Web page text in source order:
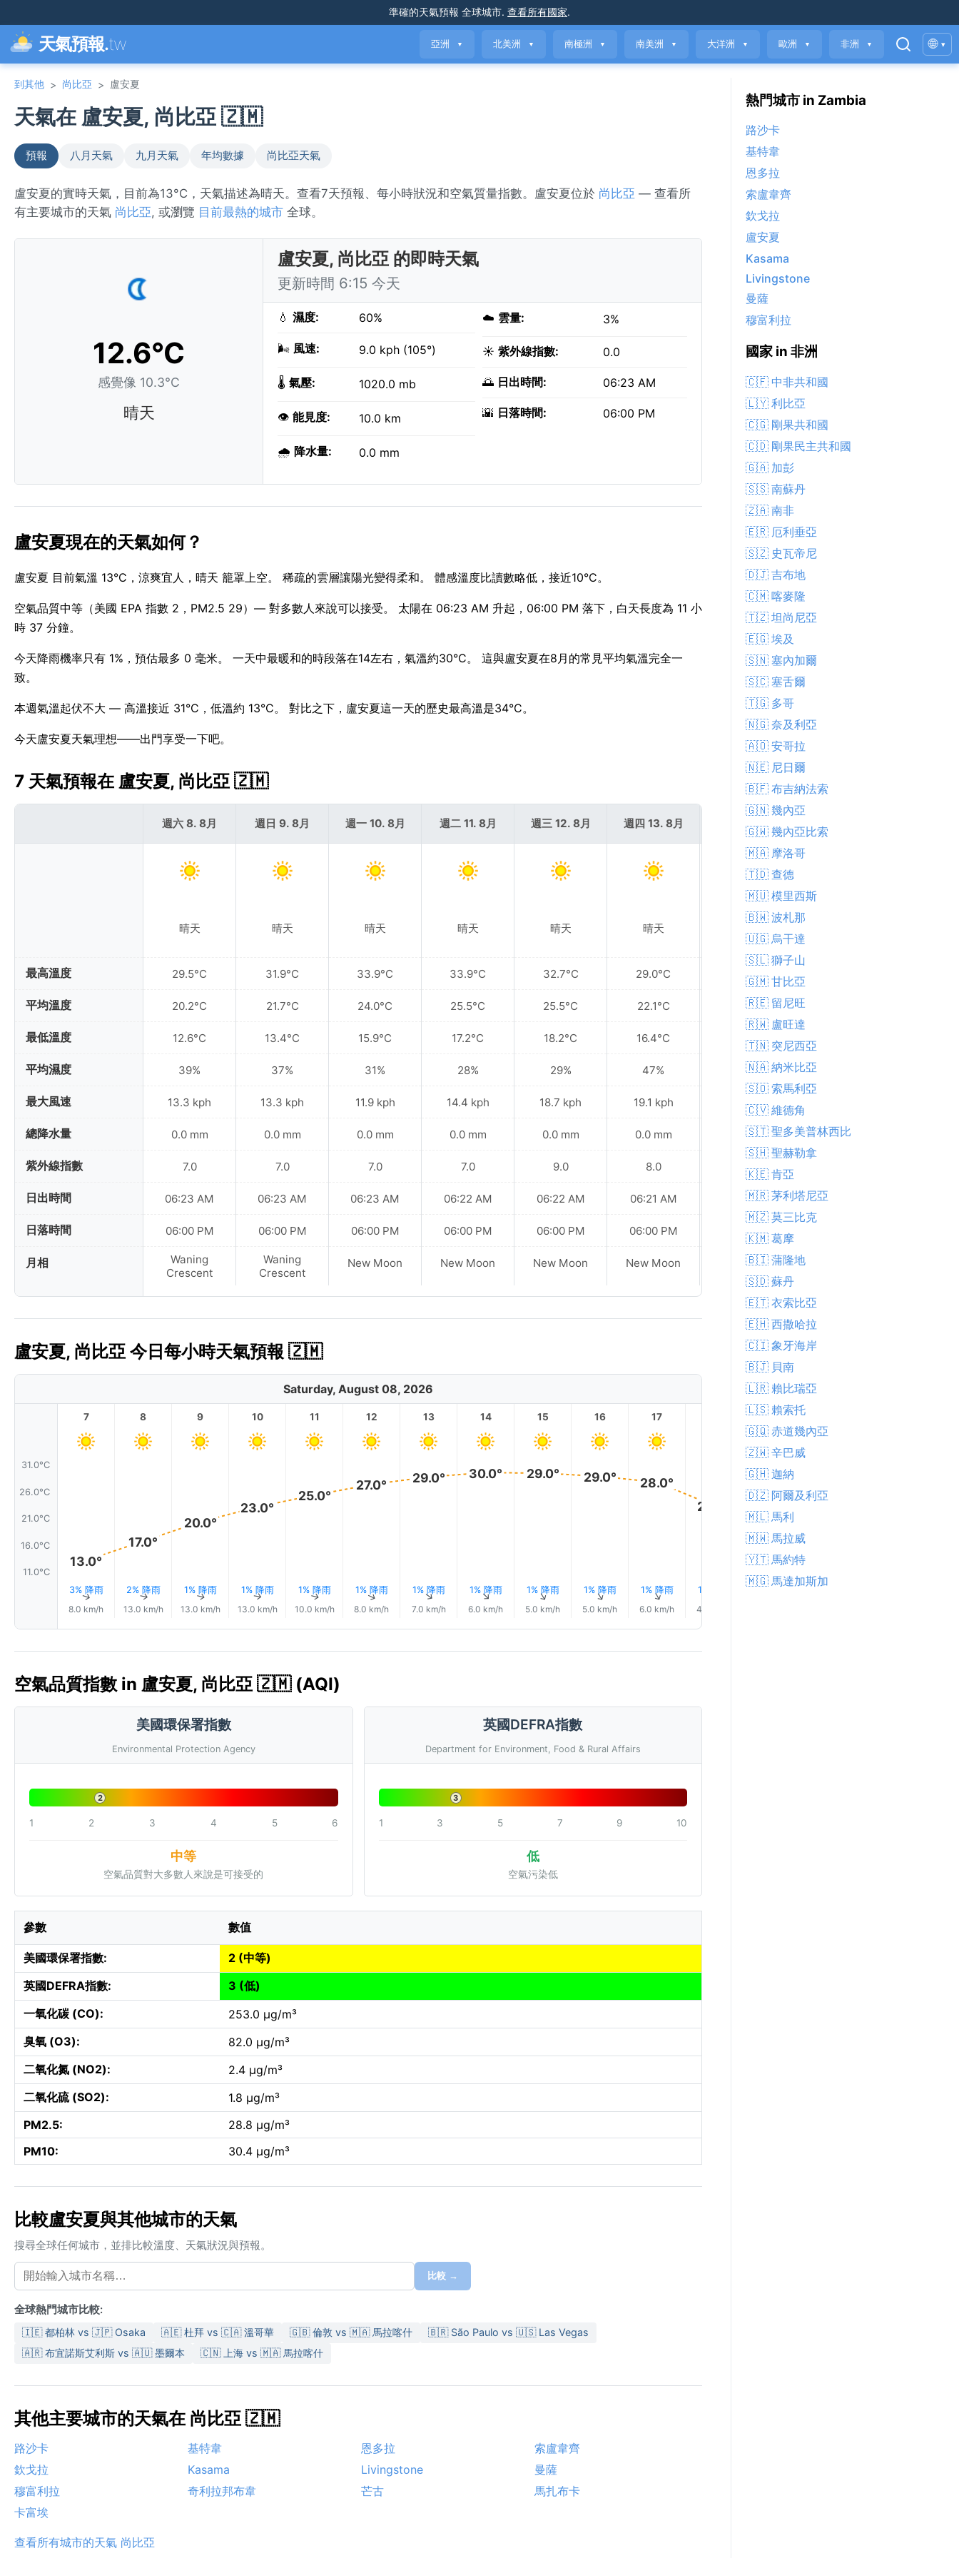
準確的天氣預報 全球城市. 查看所有國家.
天氣預報.tw 亞洲 ▼ 北美洲 ▼ 南極洲 ▼ 南美洲 ▼ 大洋洲 ▼ 歐洲 ▼ 非洲 ▼ 🌐 ▾
到其他 > 尚比亞 > 盧安夏
天氣在 盧安夏, 尚比亞 🇿🇲
預報 八月天氣 九月天氣 年均數據 尚比亞天氣
盧安夏的實時天氣，目前為13°C，天氣描述為晴天。查看7天預報、每小時狀況和空氣質量指數。盧安夏位於 尚比亞 — 查看所
有主要城市的天氣 尚比亞, 或瀏覽 目前最熱的城市 全球。
12.6°C
感覺像 10.3°C
晴天
盧安夏, 尚比亞 的即時天氣
更新時間 6:15 今天
💧 濕度: 60%
🌬️ 風速: 9.0 kph (105°)
🌡️ 氣壓: 1020.0 mb
👁️ 能見度: 10.0 km
🌧️ 降水量: 0.0 mm
☁️ 雲量: 3%
☀️ 紫外線指數: 0.0
🌅 日出時間: 06:23 AM
🌇 日落時間: 06:00 PM
盧安夏現在的天氣如何？
盧安夏 目前氣溫 13°C，涼爽宜人，晴天 籠罩上空。 稀疏的雲層讓陽光變得柔和。 體感溫度比讀數略低，接近10°C。
空氣品質中等（美國 EPA 指數 2，PM2.5 29）— 對多數人來說可以接受。 太陽在 06:23 AM 升起，06:00 PM 落下，白天長度為 11 小
時 37 分鐘。
今天降雨機率只有 1%，預估最多 0 毫米。 一天中最暖和的時段落在14左右，氣溫約30°C。 這與盧安夏在8月的常見平均氣溫完全一
致。
本週氣溫起伏不大 — 高溫接近 31°C，低溫約 13°C。 對比之下，盧安夏這一天的歷史最高溫是34°C。
今天盧安夏天氣理想——出門享受一下吧。
7 天氣預報在 盧安夏, 尚比亞 🇿🇲
最高溫度
平均溫度
最低溫度
平均濕度
最大風速
總降水量
紫外線指數
日出時間
日落時間
月相
週六 8. 8月
晴天
29.5°C
20.2°C
12.6°C
39%
13.3 kph
0.0 mm
7.0
06:23 AM
06:00 PM
Waning
Crescent
週日 9. 8月
晴天
31.9°C
21.7°C
13.4°C
37%
13.3 kph
0.0 mm
7.0
06:23 AM
06:00 PM
Waning
Crescent
週一 10. 8月
晴天
33.9°C
24.0°C
15.9°C
31%
11.9 kph
0.0 mm
7.0
06:23 AM
06:00 PM
New Moon
週二 11. 8月
晴天
33.9°C
25.5°C
17.2°C
28%
14.4 kph
0.0 mm
7.0
06:22 AM
06:00 PM
New Moon
週三 12. 8月
晴天
32.7°C
25.5°C
18.2°C
29%
18.7 kph
0.0 mm
9.0
06:22 AM
06:00 PM
New Moon
週四 13. 8月
晴天
29.0°C
22.1°C
16.4°C
47%
19.1 kph
0.0 mm
8.0
06:21 AM
06:00 PM
New Moon
週五 14. 8月
27.2°C
19.2°C
13.1°C
52%
16.9 kph
0.0 mm
8.0
06:21 AM
06:01 PM
Waxing
Crescent
盧安夏, 尚比亞 今日每小時天氣預報 🇿🇲
Saturday, August 08, 2026
31.0°C
26.0°C
21.0°C
16.0°C
11.0°C
7
13.0°
3% 降雨
↑
8.0 km/h
8
17.0°
2% 降雨
↑
13.0 km/h
9
20.0°
1% 降雨
↑
13.0 km/h
10
23.0°
1% 降雨
↑
13.0 km/h
11
25.0°
1% 降雨
↑
10.0 km/h
12
27.0°
1% 降雨
↑
8.0 km/h
13
29.0°
1% 降雨
↑
7.0 km/h
14
30.0°
1% 降雨
↑
6.0 km/h
15
29.0°
1% 降雨
↑
5.0 km/h
16
29.0°
1% 降雨
↑
5.0 km/h
17
28.0°
1% 降雨
↑
6.0 km/h
23.0°
1% 降雨
4.0 km/h
19
22.0°
1% 降雨 1% 降雨
空氣品質指數 in 盧安夏, 尚比亞 🇿🇲 (AQI)
美國環保署指數
Environmental Protection Agency
2
1 2 3 4 5 6
中等
空氣品質對大多數人來說是可接受的
英國DEFRA指數
Department for Environment, Food & Rural Affairs
3
1 3 5 7 9 10
低
空氣污染低
參數 數值
美國環保署指數:
2 (中等)
英國DEFRA指數:
3 (低)
一氧化碳 (CO):
253.0 µg/m³
臭氧 (O3):
82.0 µg/m³
二氧化氮 (NO2):
2.4 µg/m³
二氧化硫 (SO2):
1.8 µg/m³
PM2.5:
28.8 µg/m³
PM10:
30.4 µg/m³
比較盧安夏與其他城市的天氣
搜尋全球任何城市，並排比較溫度、天氣狀況與預報。
比較 →
全球熱門城市比較:
🇮🇪 都柏林 vs 🇯🇵 Osaka 🇦🇪 杜拜 vs 🇨🇦 溫哥華 🇬🇧 倫敦 vs 🇲🇦 馬拉喀什
🇧🇷 São Paulo vs 🇺🇸 Las Vegas
🇦🇷 布宜諾斯艾利斯 vs 🇦🇺 墨爾本
🇨🇳 上海 vs 🇲🇦 馬拉喀什
其他主要城市的天氣在 尚比亞 🇿🇲
路沙卡 基特韋 恩多拉
索盧韋齊
欽戈拉
Kasama Livingstone
曼薩
穆富利拉
奇利拉邦布韋 芒古
馬扎布卡
卡富埃
查看所有城市的天氣 尚比亞
熱門城市 in Zambia
路沙卡
基特韋
恩多拉
索盧韋齊
欽戈拉
盧安夏
Kasama
Livingstone
曼薩
穆富利拉
國家 in 非洲
🇨🇫 中非共和國
🇱🇾 利比亞
🇨🇬 剛果共和國
🇨🇩 剛果民主共和國
🇬🇦 加彭
🇸🇸 南蘇丹
🇿🇦 南非
🇪🇷 厄利垂亞
🇸🇿 史瓦帝尼
🇩🇯 吉布地
🇨🇲 喀麥隆
🇹🇿 坦尚尼亞
🇪🇬 埃及
🇸🇳 塞內加爾
🇸🇨 塞舌爾
🇹🇬 多哥
🇳🇬 奈及利亞
🇦🇴 安哥拉
🇳🇪 尼日爾
🇧🇫 布吉納法索
🇬🇳 幾內亞
🇬🇼 幾內亞比索
🇲🇦 摩洛哥
🇹🇩 查德
🇲🇺 模里西斯
🇧🇼 波札那
🇺🇬 烏干達
🇸🇱 獅子山
🇬🇲 甘比亞
🇷🇪 留尼旺
🇷🇼 盧旺達
🇹🇳 突尼西亞
🇳🇦 納米比亞
🇸🇴 索馬利亞
🇨🇻 維德角
🇸🇹 聖多美普林西比
🇸🇭 聖赫勒拿
🇰🇪 肯亞
🇲🇷 茅利塔尼亞
🇲🇿 莫三比克
🇰🇲 葛摩
🇧🇮 蒲隆地
🇸🇩 蘇丹
🇪🇹 衣索比亞
🇪🇭 西撒哈拉
🇨🇮 象牙海岸
🇧🇯 貝南
🇱🇷 賴比瑞亞
🇱🇸 賴索托
🇬🇶 赤道幾內亞
🇿🇼 辛巴威
🇬🇭 迦納
🇩🇿 阿爾及利亞
🇲🇱 馬利
🇲🇼 馬拉威
🇾🇹 馬約特
🇲🇬 馬達加斯加